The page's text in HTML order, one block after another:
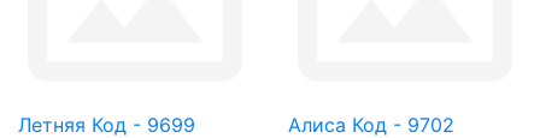
Летняя Код - 9699
Алиса Код - 9702